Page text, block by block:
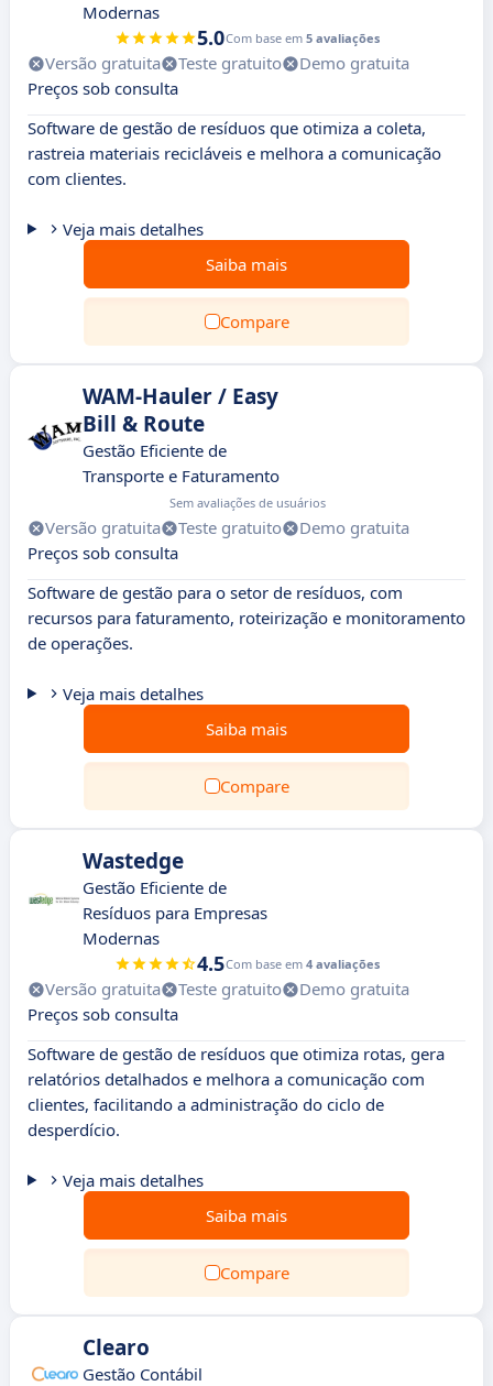
Modernas
5.0Com base em 5 avaliações
Versão gratuita Teste gratuito
Demo gratuita
Preços sob consulta
Software de gestão de resíduos que otimiza a coleta,
rastreia materiais recicláveis e melhora a comunicação
com clientes.
Veja mais detalhes
Saiba mais
Compare
WAM-Hauler / Easy
Bill & Route
Gestão Eficiente de
Transporte e Faturamento
Sem avaliações de usuários
Versão gratuita Teste gratuito
Demo gratuita
Preços sob consulta
Software de gestão para o setor de resíduos, com
recursos para faturamento, roteirização e monitoramento
de operações.
Veja mais detalhes
Saiba mais
Compare
Wastedge
Gestão Eficiente de
Resíduos para Empresas
Modernas
4.5Com base em 4 avaliações
Versão gratuita Teste gratuito
Demo gratuita
Preços sob consulta
Software de gestão de resíduos que otimiza rotas, gera
relatórios detalhados e melhora a comunicação com
clientes, facilitando a administração do ciclo de
desperdício.
Veja mais detalhes
Saiba mais
Compare
Clearo
Gestão Contábil